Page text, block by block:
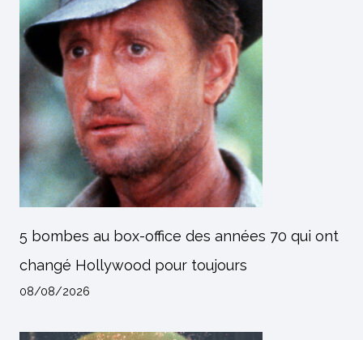
5 bombes au box-office des années 70 qui ont
changé Hollywood pour toujours
08/08/2026